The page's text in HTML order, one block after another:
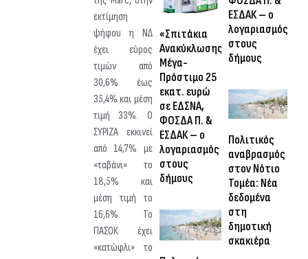
εκτίμηση
ψήφου η ΝΔ
έχει εύρος
τιμών από
30,6% έως
35,4% και μέση
τιμή 33%. Ο
ΣΥΡΙΖΑ εκκινεί
από 14,7% με
«ταβάνι» το
18,5% και
μέση τιμή το
16,6%. Το
ΠΑΣΟΚ έχει
«κατώφλι» το
«Σπιτάκια
Ανακύκλωσης»:
Μέγα-
Πρόστιμο 25
εκατ. ευρώ
σε ΕΔΣΝΑ,
ΦΟΣΔΑ Π. &
ΕΣΔΑΚ – ο
λογαριασμός
στους
δήμους
ΕΣΔΑΚ – ο
λογαριασμός
στους
δήμους
Πολιτικός
αναβρασμός
στον Νότιο
Τομέα: Νέα
δεδομένα
στη
δημοτική
σκακιέρα